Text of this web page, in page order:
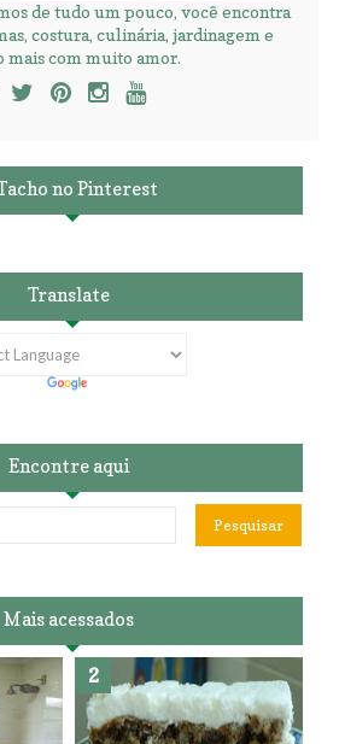
de tudo um pouco, você encontra
costura, culinária, jardinagem e
mais com muito amor.
no Pinterest
Translate
Encontre aqui
Mais acessados